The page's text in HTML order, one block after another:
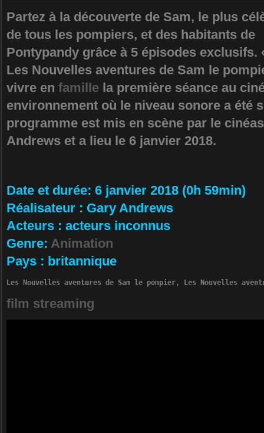
Partez à la découverte de Sam, le plus
de tous les pompiers, et des habitants de
Pontypandy grâce à 5 épisodes exclusifs.
Les Nouvelles aventures de Sam le
vivre en famille la première séance au
environnement où le niveau sonore a été
programme est mis en scène par le
Andrews et a lieu le 6 janvier 2018.
Da­te et durée: 6 janvier 2018 (0h 59min)
Ré­alisateur : Gary Andrews
Ac­teurs : acteurs inconnus
Ge­nre: Animation
Pa­ys : britannique
Les Nouvelles aventures de Sam le pompier, Les Nouvelles
film streaming